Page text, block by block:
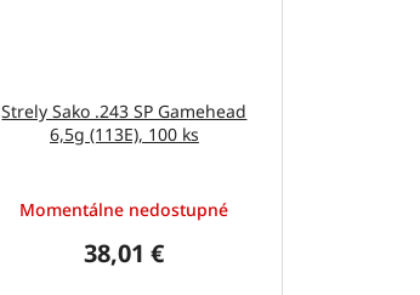
Strely Sako .243 SP Gamehead
6,5g (113E), 100 ks
Momentálne nedostupné
38,01 €